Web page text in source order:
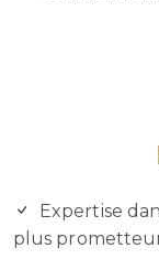
Expertise
plus